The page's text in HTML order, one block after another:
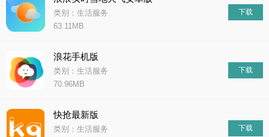
类别：生活服务
63.11MB
下载
浪花手机版
类别：生活服务
70.96MB
下载
快抢最新版
类别：生活服务
下载